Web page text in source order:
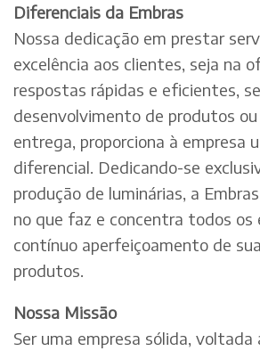
Diferenciais da Embras
Nossa dedicação em prestar
excelência aos clientes, seja na
respostas rápidas e eficientes,
desenvolvimento de produtos
entrega, proporciona à empresa
diferencial. Dedicando-se
produção de luminárias, a
no que faz e concentra todos os
contínuo aperfeiçoamento de
produtos.
Nossa Missão
Ser uma empresa sólida,